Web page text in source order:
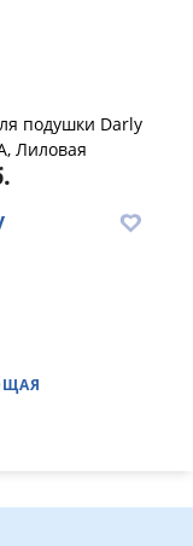
подушки Darly
Лиловая